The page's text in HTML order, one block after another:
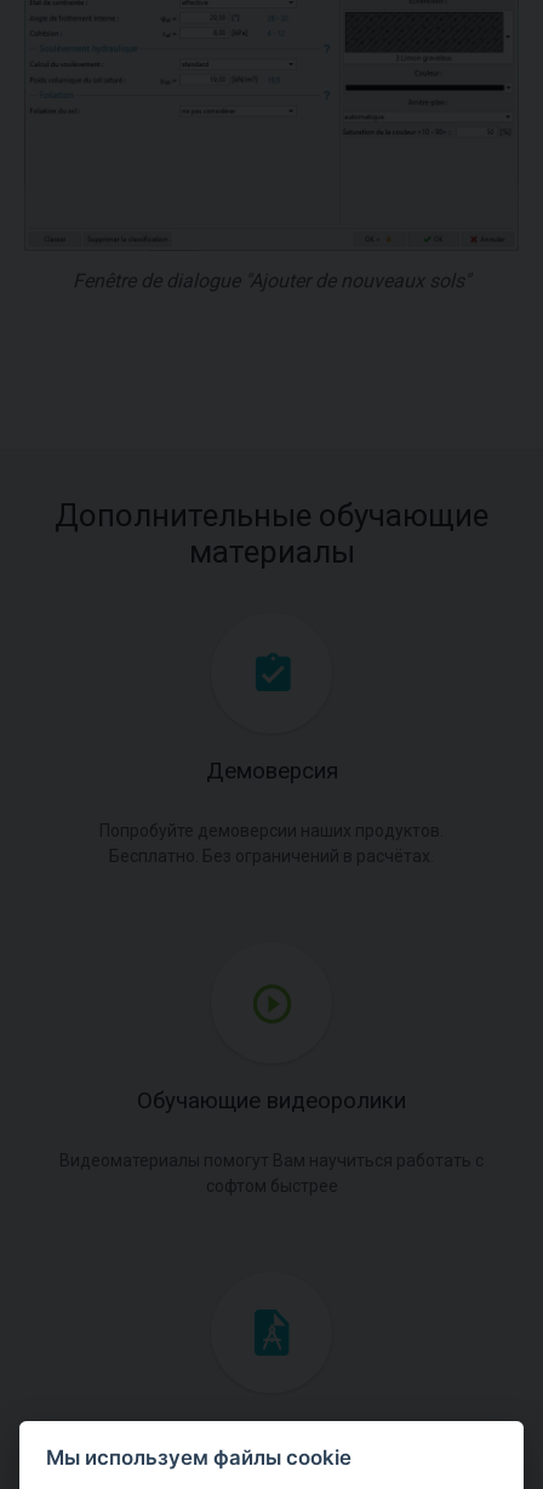
Fenêtre de dialogue "Ajouter de nouveaux sols"
Дополнительные обучающие
материалы
Демоверсия
Обучающие видеоролики
Мы используем файлы cookie